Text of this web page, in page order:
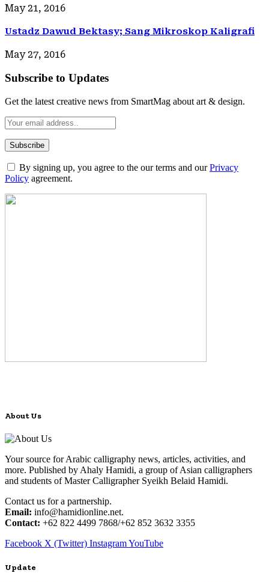
May 21, 2016
Ustadz Dawud Bektasy; Sang Mikroskop Kaligrafi
May 27, 2016
Subscribe to Updates
Get the latest creative news from SmartMag about art & design.
By signing up, you agree to the our terms and ourPrivacy
Policy agreement.
About Us
Your source for Arabic calligraphy news, articles, activities, and
more. Published by Ahaly Hamidi, a group of Asian calligraphers
and students of Master Calligrapher Syeikh Belaid Hamidi.
Contact us for a partnership.
Email: info@hamidionline.net.
Contact: +62 822 4499 7868/+62 852 3632 3355
Facebook X (Twitter) InstagramYouTube
Update